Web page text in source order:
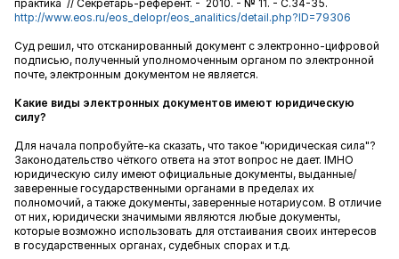
практика // Секретарь-референт. - 2010. - № 11. - С.34-35.
http://www.eos.ru/eos_delopr/eos_analitics/detail.php?ID=79306
Суд решил, что отсканированный документ с электронно-цифровой
подписью, полученный уполномоченным органом по электронной
почте, электронным документом не является.
Какие виды электронных документов имеют юридическую
силу?
Для начала попробуйте-ка сказать, что такое "юридическая сила"?
Законодательство чёткого ответа на этот вопрос не дает. IMHO
юридическую силу имеют официальные документы, выданные/
заверенные государственными органами в пределах их
полномочий, а также документы, заверенные нотариусом. В отличие
от них, юридически значимыми являются любые документы,
которые возможно использовать для отстаивания своих интересов
в государственных органах, судебных спорах и т.д.